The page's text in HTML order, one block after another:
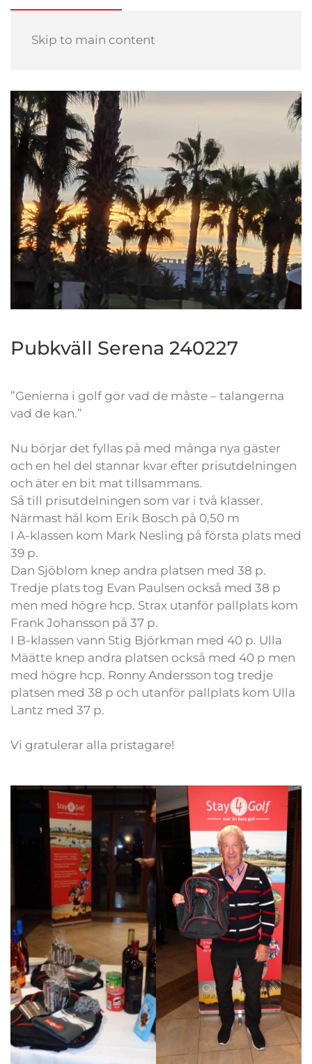
Skip to main content
Pubkväll Serena 240227
”Genierna i golf gör vad de måste – talangerna
vad de kan.”
Nu börjar det fyllas på med många nya gäster
och en hel del stannar kvar efter prisutdelningen
och äter en bit mat tillsammans.
Så till prisutdelningen som var i två klasser.
Närmast hål kom Erik Bosch på 0,50 m
I A-klassen kom Mark Nesling på första plats med
39 p.
Dan Sjöblom knep andra platsen med 38 p.
Tredje plats tog Evan Paulsen också med 38 p
men med högre hcp. Strax utanför pallplats kom
Frank Johansson på 37 p.
I B-klassen vann Stig Björkman med 40 p. Ulla
Määtte knep andra platsen också med 40 p men
med högre hcp. Ronny Andersson tog tredje
platsen med 38 p och utanför pallplats kom Ulla
Lantz med 37 p.
Vi gratulerar alla pristagare!